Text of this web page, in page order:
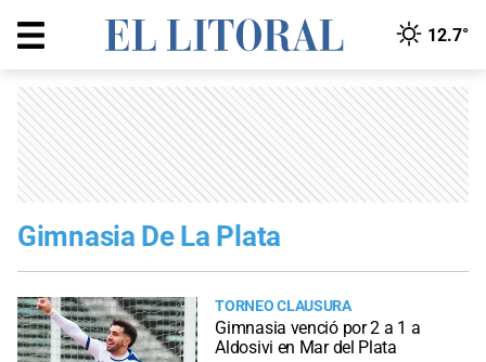
12.7°
Gimnasia De La Plata
TORNEO CLAUSURA
Gimnasia venció por 2 a 1 a
Aldosivi en Mar del Plata